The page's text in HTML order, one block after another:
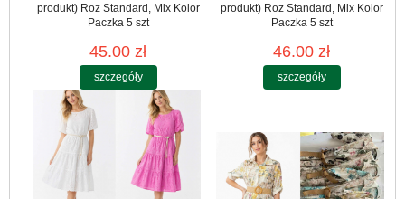
produkt) Roz Standard, Mix Kolor
Paczka 5 szt
45.00 zł
szczegóły
produkt) Roz Standard, Mix Kolor
Paczka 5 szt
46.00 zł
szczegóły